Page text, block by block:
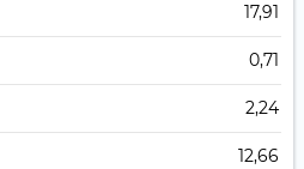
17,91
0,71
2,24
12,66